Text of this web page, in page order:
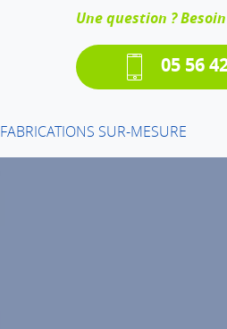
Une question ?
05 56
FABRICATIONS SUR-MESURE